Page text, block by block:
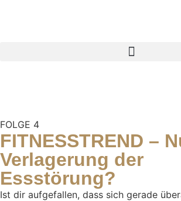
FOLGE 4
FITNESSTREND –
Verlagerung der
Essstörung?
Ist dir aufgefallen, dass sich gerade